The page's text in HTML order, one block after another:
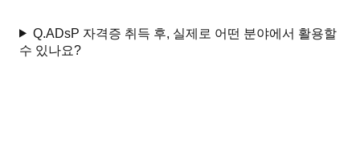
Q.ADsP 자격증 취득 후, 실제로 어떤 분야에서 활용할
수 있나요?